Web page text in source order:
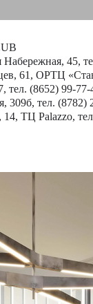
Набережная, 45,
61, ОРТЦ
тел. (8652) 99-77-
309б, тел. (8782)
ТЦ Palazzo,